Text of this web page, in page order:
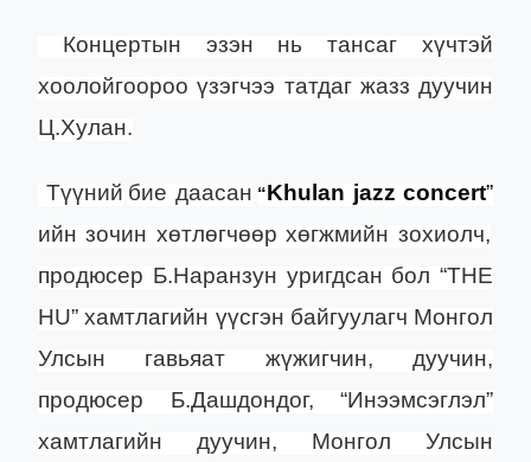
Концертын эзэн нь тансаг хүчтэй
хоолойгоороо үзэгчээ татдаг жазз дуучин
Ц.Хулан.
Түүний бие даасан “Khulan jazz concert”
ийн зочин хөтлөгчөөр хөгжмийн зохиолч,
продюсер Б.Наранзун уригдсан бол “THE
HU” хамтлагийн үүсгэн байгуулагч Монгол
Улсын гавьяат жүжигчин, дуучин,
продюсер Б.Дашдондог, “Инээмсэглэл”
хамтлагийн дуучин, Монгол Улсын